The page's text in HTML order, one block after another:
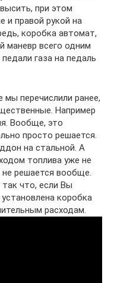
при этом
и правой рукой на
коробка автомат,
маневр всего одним
газа на педаль
перечислили ранее,
Например
Вообще, это
просто решается.
на стальной. А
топлива уже не
не решается вообще.
что, если Вы
коробка
расходам.